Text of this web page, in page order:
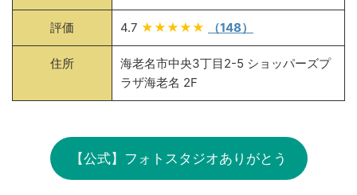
評価 4.7 ★★★★★ （148）
住所
海老名市中央3丁目2-5 ショッパーズプ
ラザ海老名 2F
【公式】フォトスタジオありがとう